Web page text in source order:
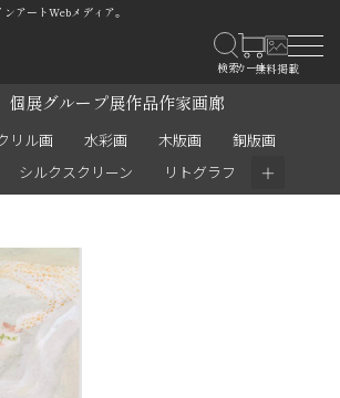
アートWebメディア。
個展グループ展作品作家画廊
リル画 水彩画 木版画
銅版画
シルクスクリーン リトグラフ ＋